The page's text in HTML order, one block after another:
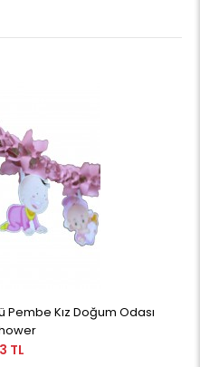
Pembe Kız Doğum Odası
TL